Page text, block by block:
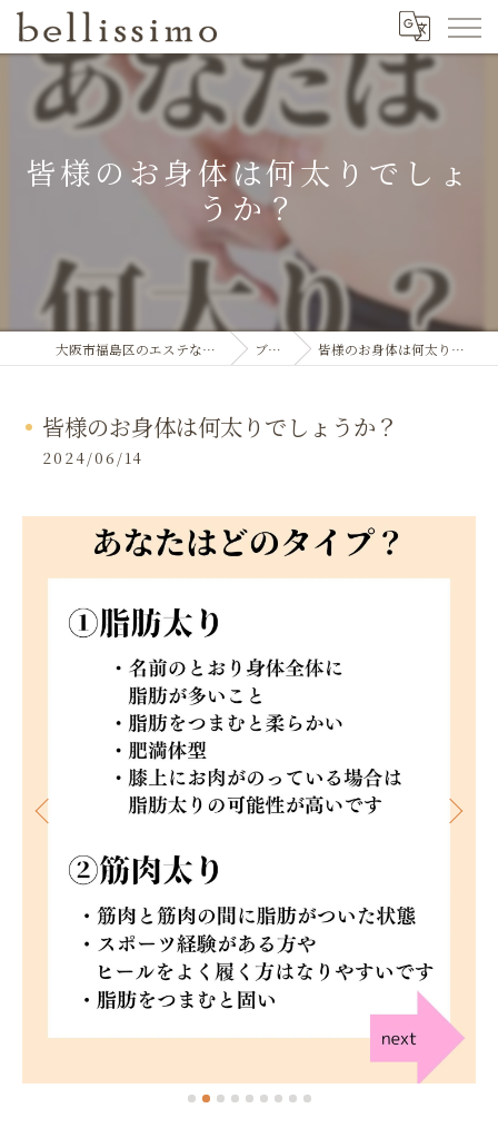
皆様のお身体は何太りでしょ
うか？
大阪市福島区のエステならbellissimo ブログ 皆様のお身体は何太りでしょうか？
皆様のお身体は何太りでしょうか？
2024/06/14